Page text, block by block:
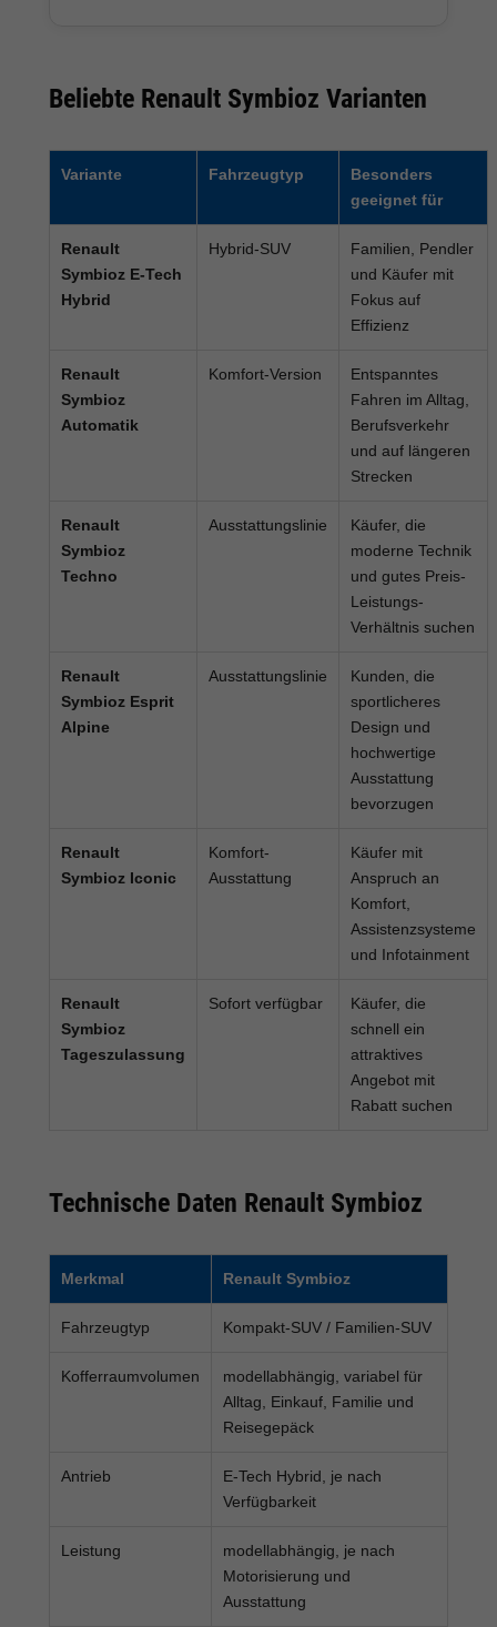
Beliebte Renault Symbioz Varianten
Variante Fahrzeugtyp
Besonders
geeignet für
Renault
Symbioz E-Tech
Hybrid
Hybrid-SUV
Familien, Pendler
und Käufer mit
Fokus auf
Effizienz
Renault
Symbioz
Automatik
Komfort-Version
Entspanntes
Fahren im Alltag,
Berufsverkehr
und auf längeren
Strecken
Renault
Symbioz
Techno
Ausstattungslinie
Käufer, die
moderne Technik
und gutes Preis-
Leistungs-
Verhältnis suchen
Renault
Symbioz Esprit
Alpine
Ausstattungslinie
Kunden, die
sportlicheres
Design und
hochwertige
Ausstattung
bevorzugen
Renault
Symbioz Iconic
Komfort-
Ausstattung
Käufer mit
Anspruch an
Komfort,
Assistenzsysteme
und Infotainment
Renault
Symbioz
Tageszulassung
Sofort verfügbar
Käufer, die
schnell ein
attraktives
Angebot mit
Rabatt suchen
Technische Daten Renault Symbioz
Merkmal Renault Symbioz
Fahrzeugtyp Kompakt-SUV / Familien-SUV
Kofferraumvolumen
modellabhängig, variabel für
Alltag, Einkauf, Familie und
Reisegepäck
Antrieb
E-Tech Hybrid, je nach
Verfügbarkeit
Leistung
modellabhängig, je nach
Motorisierung und
Ausstattung